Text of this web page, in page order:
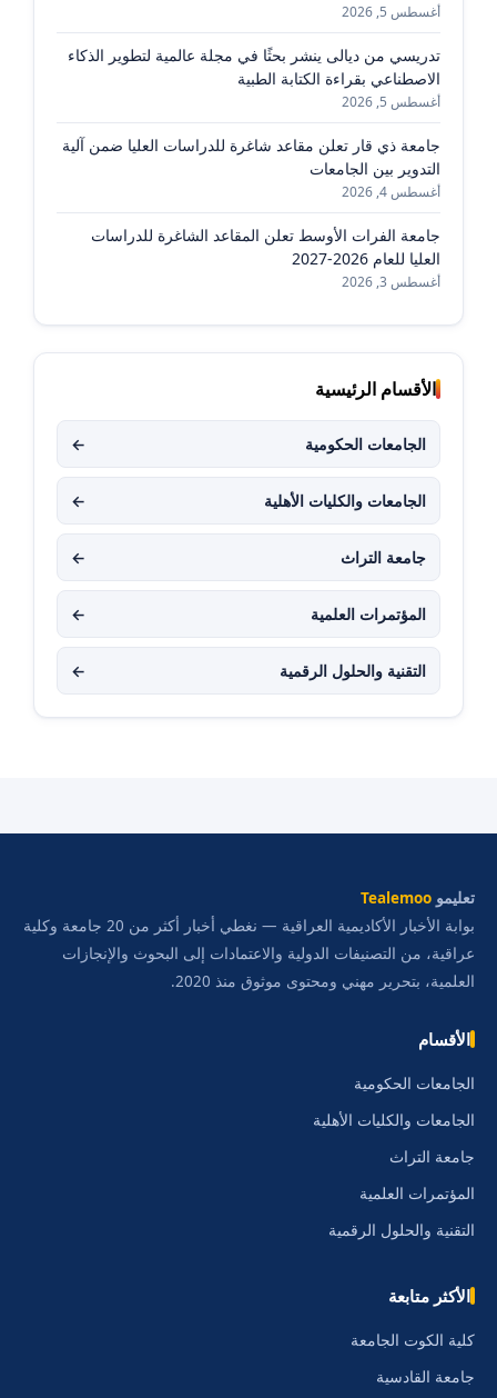
أغسطس 5, 2026
تدريسي من ديالى ينشر بحثًا في مجلة عالمية لتطوير الذكاء
الاصطناعي بقراءة الكتابة الطبية
أغسطس 5, 2026
جامعة ذي قار تعلن مقاعد شاغرة للدراسات العليا ضمن آلية
التدوير بين الجامعات
أغسطس 4, 2026
جامعة الفرات الأوسط تعلن المقاعد الشاغرة للدراسات
العليا للعام 2026-2027
أغسطس 3, 2026
الأقسام الرئيسية
الجامعات الحكومية ←
الجامعات والكليات الأهلية ←
جامعة التراث ←
المؤتمرات العلمية ←
التقنية والحلول الرقمية ←
تعليمو Tealemoo
بوابة الأخبار الأكاديمية العراقية — نغطي أخبار أكثر من 20 جامعة وكلية
عراقية، من التصنيفات الدولية والاعتمادات إلى البحوث والإنجازات
العلمية، بتحرير مهني ومحتوى موثوق منذ 2020.
الأقسام
الجامعات الحكومية
الجامعات والكليات الأهلية
جامعة التراث
المؤتمرات العلمية
التقنية والحلول الرقمية
الأكثر متابعة
كلية الكوت الجامعة
جامعة القادسية